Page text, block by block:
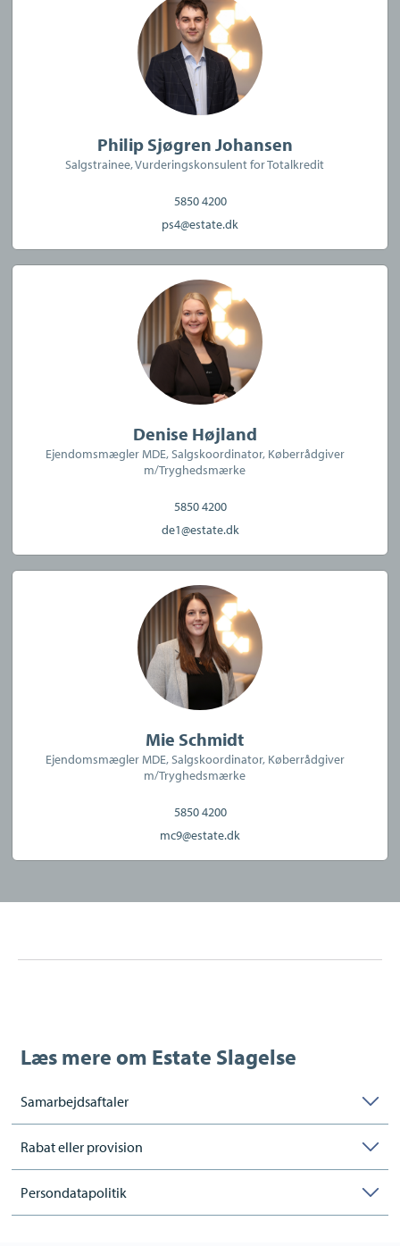
Philip Sjøgren Johansen
Salgstrainee, Vurderingskonsulent for Totalkredit
5850 4200
ps4@estate.dk
Denise Højland
Ejendomsmægler MDE, Salgskoordinator, Køberrådgiver
m/Tryghedsmærke
5850 4200
de1@estate.dk
Mie Schmidt
Ejendomsmægler MDE, Salgskoordinator, Køberrådgiver
m/Tryghedsmærke
5850 4200
mc9@estate.dk
Læs mere om Estate Slagelse
Samarbejdsaftaler
Rabat eller provision
Persondatapolitik